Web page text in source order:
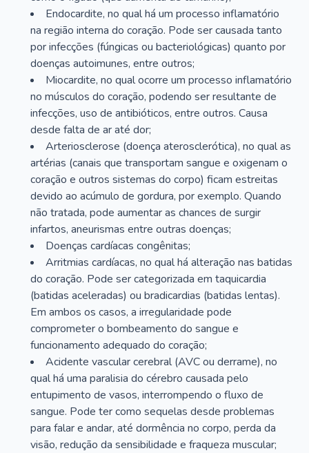
Endocardite, no qual há um processo inflamatório
na região interna do coração. Pode ser causada tanto
por infecções (fúngicas ou bacteriológicas) quanto por
doenças autoimunes, entre outros;
Miocardite, no qual ocorre um processo inflamatório
no músculos do coração, podendo ser resultante de
infecções, uso de antibióticos, entre outros. Causa
desde falta de ar até dor;
Arteriosclerose (doença aterosclerótica), no qual as
artérias (canais que transportam sangue e oxigenam o
coração e outros sistemas do corpo) ficam estreitas
devido ao acúmulo de gordura, por exemplo. Quando
não tratada, pode aumentar as chances de surgir
infartos, aneurismas entre outras doenças;
Doenças cardíacas congênitas;
Arritmias cardíacas, no qual há alteração nas batidas
do coração. Pode ser categorizada em taquicardia
(batidas aceleradas) ou bradicardias (batidas lentas).
Em ambos os casos, a irregularidade pode
comprometer o bombeamento do sangue e
funcionamento adequado do coração;
Acidente vascular cerebral (AVC ou derrame), no
qual há uma paralisia do cérebro causada pelo
entupimento de vasos, interrompendo o fluxo de
sangue. Pode ter como sequelas desde problemas
para falar e andar, até dormência no corpo, perda da
visão, redução da sensibilidade e fraqueza muscular;